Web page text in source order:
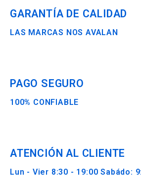
GARANTÍA DE CALIDAD
LAS MARCAS NOS AVALAN
PAGO SEGURO
100% CONFIABLE
ATENCIÓN AL CLIENTE
Lun - Vier 8:30 - 19:00 Sabádo: